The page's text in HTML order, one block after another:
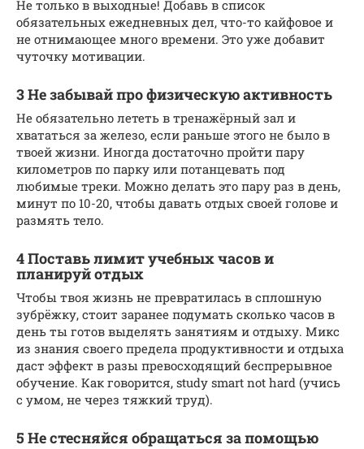
Не только в выходные! Добавь в список
обязательных ежедневных дел, что-то кайфовое и
не отнимающее много времени. Это уже добавит
чуточку мотивации.
3 Не забывай про физическую активность
Не обязательно лететь в тренажёрный зал и
хвататься за железо, если раньше этого не было в
твоей жизни. Иногда достаточно пройти пару
километров по парку или потанцевать под
любимые треки. Можно делать это пару раз в день,
минут по 10-20, чтобы давать отдых своей голове и
размять тело.
4 Поставь лимит учебных часов и
планируй отдых
Чтобы твоя жизнь не превратилась в сплошную
зубрёжку, стоит заранее подумать сколько часов в
день ты готов выделять занятиям и отдыху. Микс
из знания своего предела продуктивности и отдыха
даст эффект в разы превосходящий беспрерывное
обучение. Как говорится, study smart not hard (учись
с умом, не через тяжкий труд).
5 Не стесняйся обращаться за помощью